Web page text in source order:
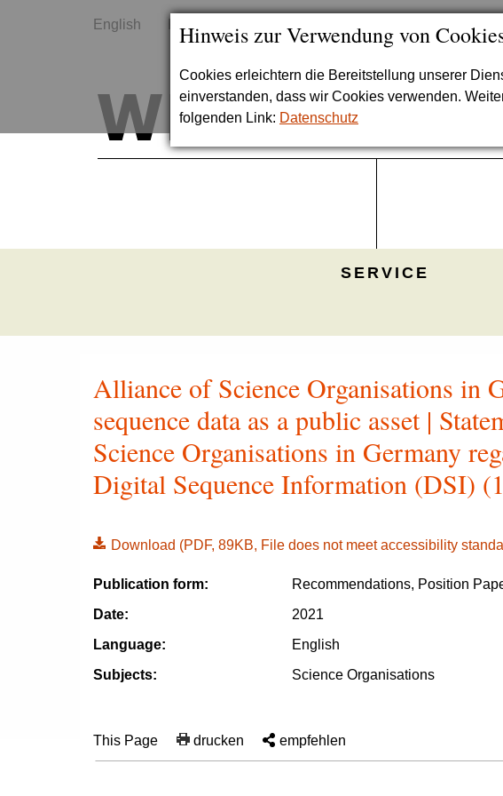
Hinweis zur Verwendung von
Cookies erleichtern die Bereitstellung unserer
einverstanden, dass wir Cookies verwenden.
folgenden Link: Datenschutz
English
SERVICE
Alliance of Science Organisations in
sequence data as a public asset |
Science Organisations in Germany
Digital Sequence Information (DSI)
Download (PDF, 89KB, File does not meet accessibility
Publication form:
Recommendations, Position
Date:
2021
Language:
English
Subjects:
Science Organisations
This Page drucken empfehlen